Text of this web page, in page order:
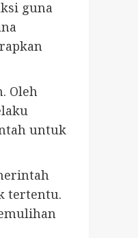
guna
Oleh
untuk
tertentu.